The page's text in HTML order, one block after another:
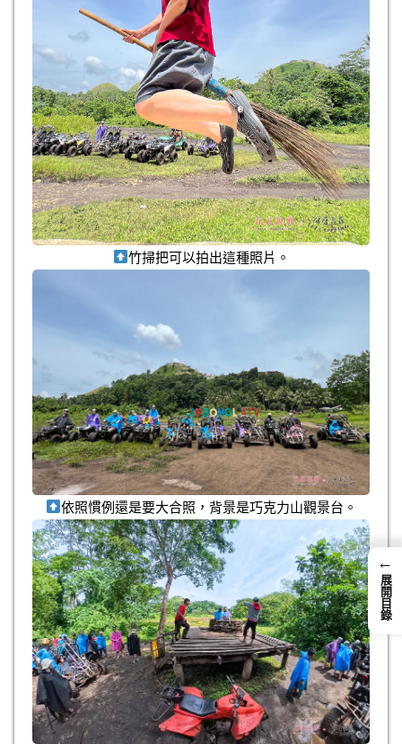
竹掃把可以拍出這種照片。
依照慣例還是要大合照，背景是巧克力山觀景台。
←
展開目錄